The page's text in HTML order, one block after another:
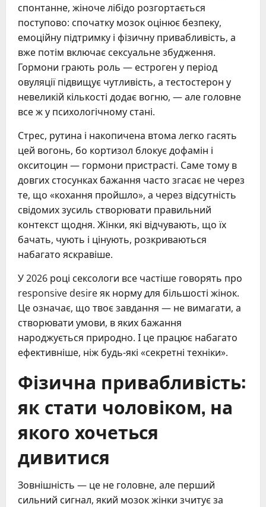
спонтанне, жіноче лібідо розгортається
поступово: спочатку мозок оцінює безпеку,
емоційну підтримку і фізичну привабливість, а
вже потім включає сексуальне збудження.
Гормони грають роль — естроген у період
овуляції підвищує чутливість, а тестостерон у
невеликій кількості додає вогню, — але головне
все ж у психологічному стані.
Стрес, рутина і накопичена втома легко гасять
цей вогонь, бо кортизол блокує дофамін і
окситоцин — гормони пристрасті. Саме тому в
довгих стосунках бажання часто згасає не через
те, що «кохання пройшло», а через відсутність
свідомих зусиль створювати правильний
контекст щодня. Жінки, які відчувають, що їх
бачать, чують і цінують, розкриваються
набагато яскравіше.
У 2026 році сексологи все частіше говорять про
responsive desire як норму для більшості жінок.
Це означає, що твоє завдання — не вимагати, а
створювати умови, в яких бажання
народжується природно. І це працює набагато
ефективніше, ніж будь-які «секретні техніки».
Фізична привабливість:
як стати чоловіком, на
якого хочеться
дивитися
Зовнішність — це не головне, але перший
сильний сигнал, який мозок жінки зчитує за